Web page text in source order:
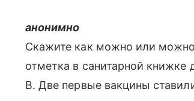
анонимно
Скажите как можно или можно
отметка в санитарной книжке
В. Две первые вакцины